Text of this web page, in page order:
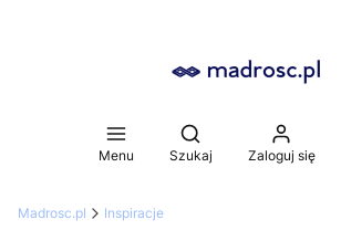
Menu
Otwórz wyszukiwarkę
Szukaj Zaloguj się
Madrosc.pl Inspiracje